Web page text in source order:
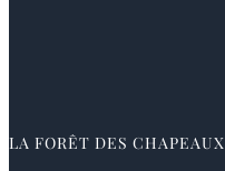
LA FORÊT DES CHAPEAUX